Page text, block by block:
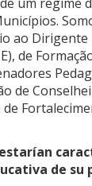
ao Dirigente
de
de
de
de su